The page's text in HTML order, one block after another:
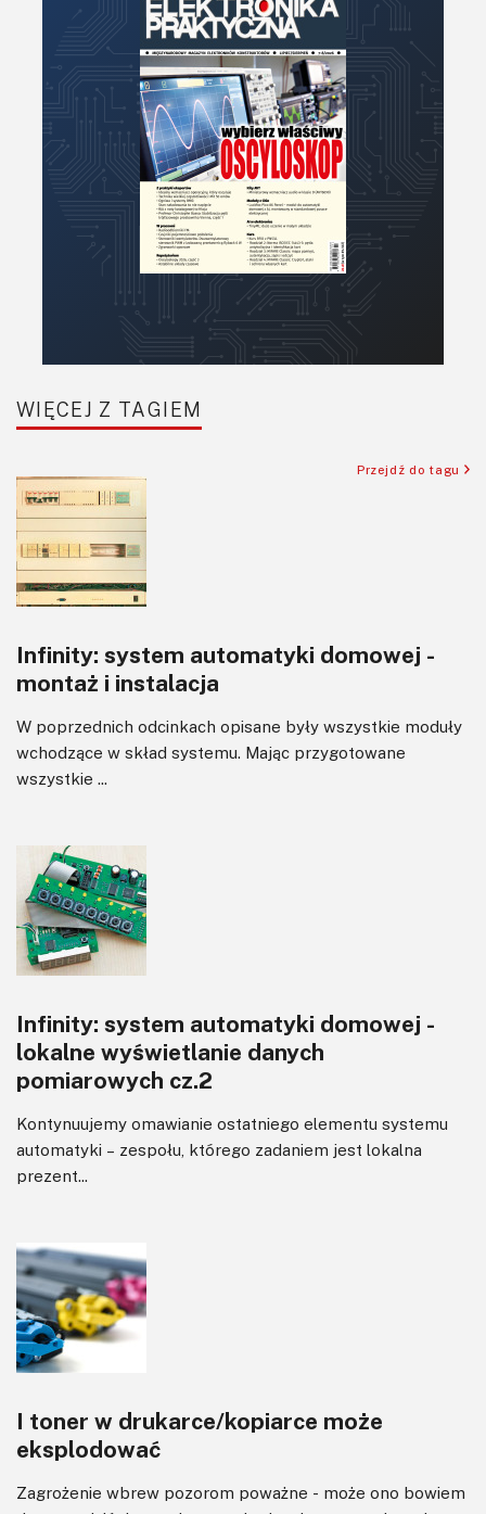
Optoelektronika
PCB/Montaż
Podstawy elektroniki
Podzespoły bierne
Półprzewodniki
Pomiary i testy
Projektowanie
Sensory
Software
Sterowanie
Transformatory
Tranzystory
Wzmacniacze
Zasilanie
WIĘCEJ Z TAGIEM
Przejdź do tagu
Infinity: system automatyki domowej -
montaż i instalacja
W poprzednich odcinkach opisane były wszystkie moduły
wchodzące w skład systemu. Mając przygotowane
wszystkie ...
Infinity: system automatyki domowej -
lokalne wyświetlanie danych
pomiarowych cz.2
Kontynuujemy omawianie ostatniego elementu systemu
automatyki – zespołu, którego zadaniem jest lokalna
prezent...
I toner w drukarce/kopiarce może
eksplodować
Zagrożenie wbrew pozorom poważne - może ono bowiem